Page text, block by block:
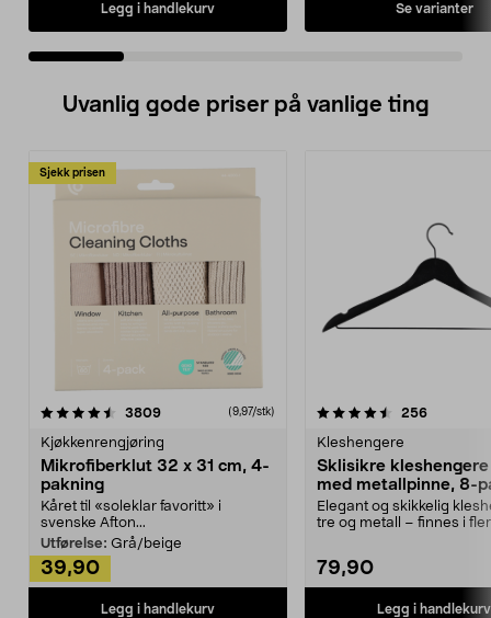
Legg i handlekurv Se varianter
Uvanlig gode priser på vanlige ting
Sjekk prisen
3809anmeldelser(9,97/stk)
Kjøkkenrengjøring
Mikrofiberklut 32 x 31 cm, 4-
pakning
Kåret til «soleklar favoritt» i
svenske Afton...
Utførelse: Grå/beige
39,90
Legg i handlekurv
4.5av 5 stjerner 256
Kleshengere
Sklisikre
med metallpinne, 8-
Elegant og skikkelig
tre og metall – finnes i
79,90
Legg i handlekurv
4.5av 5 stjerner